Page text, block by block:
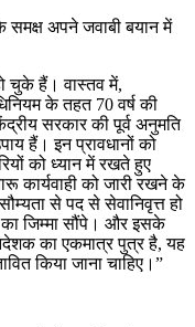
अपने जवाबी बयान में
चुके हैं। वास्तव में,
के तहत 70 वर्ष की
सरकार की पूर्व अनुमति
हैं। इन प्रावधानों को
को ध्यान में रखते हुए
कार्यवाही को जारी रखने के
से पद से सेवानिवृत्त हो
जिम्मा सौंपे। और इसके
का एकमात्र पुत्र है, यह
किया जाना चाहिए।”